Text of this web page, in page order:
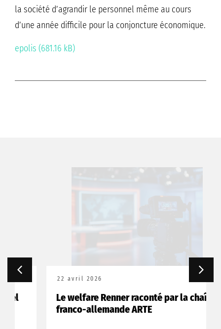
la société d’agrandir le personnel même au cours
d’une année difficile pour la conjoncture économique.
epolis (681.16 kB)
22 avril 2026
Le welfare Renner raconté par la chaîne
franco-allemande ARTE